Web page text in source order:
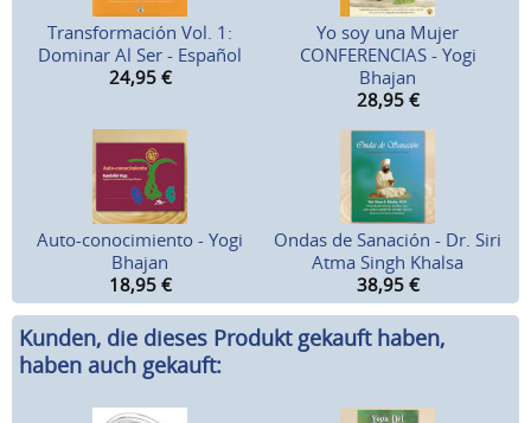
Transformación Vol. 1:
Dominar Al Ser - Español
24,95 €
Yo soy una Mujer
CONFERENCIAS - Yogi
Bhajan
28,95 €
Auto-conocimiento - Yogi
Bhajan
18,95 €
Ondas de Sanación - Dr. Siri
Atma Singh Khalsa
38,95 €
Kunden, die dieses Produkt gekauft haben,
haben auch gekauft: